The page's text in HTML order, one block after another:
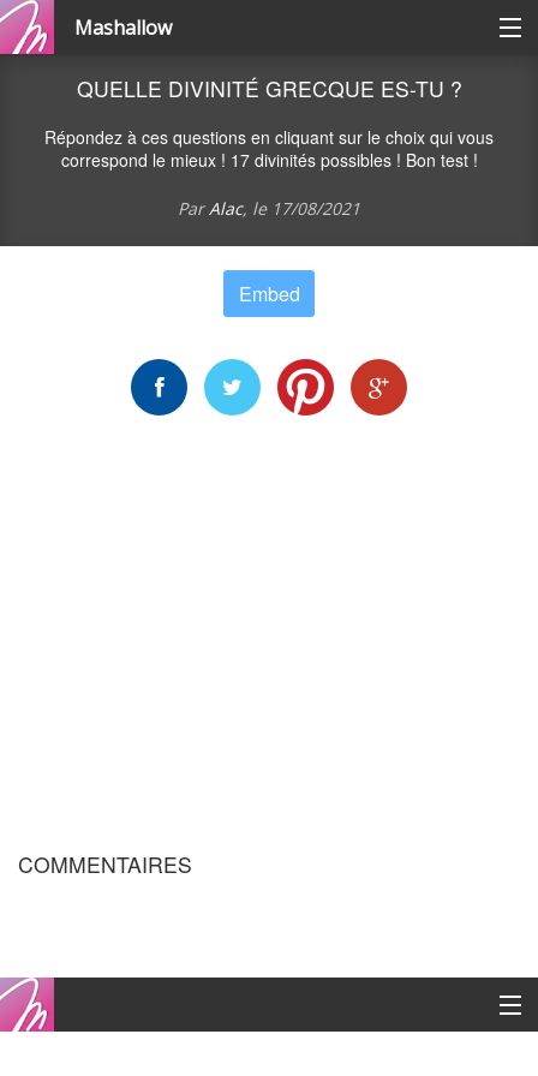
Mashallow
Catégories
Se connecter / s'inscrire
Créer un quizz
QUELLE DIVINITÉ GRECQUE ES-TU ?
Répondez à ces questions en cliquant sur le choix qui vous
correspond le mieux ! 17 divinités possibles ! Bon test !
ParAlac, le 17/08/2021
Embed
COMMENTAIRES